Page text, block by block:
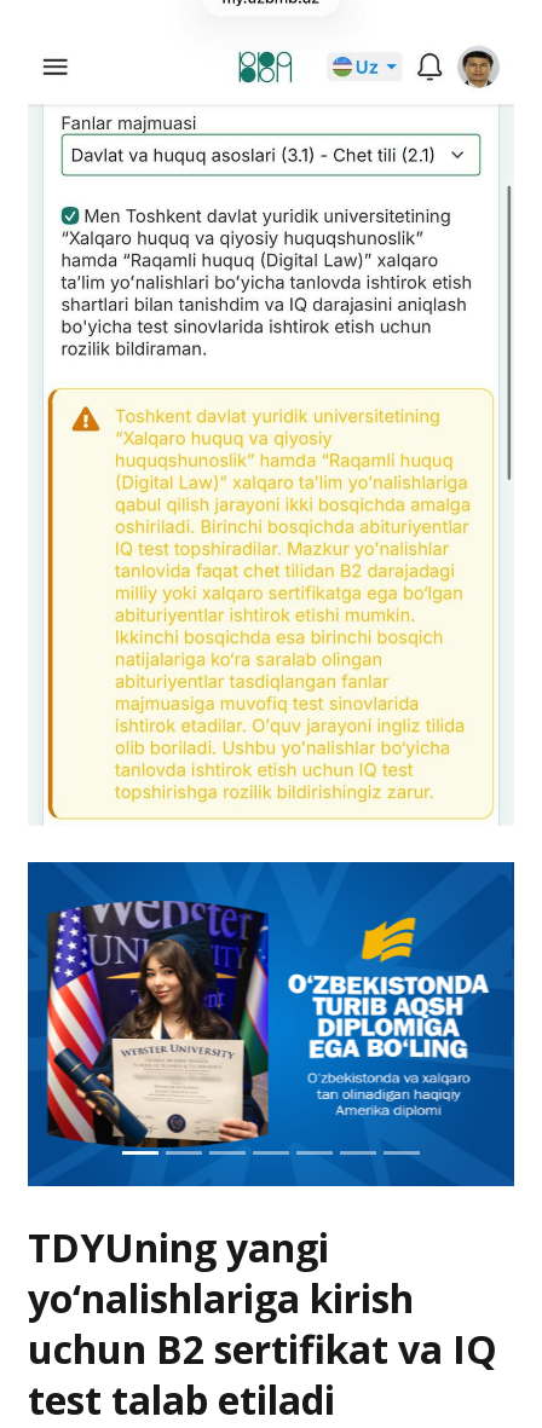
TDYUning yangi
yo‘nalishlariga kirish
uchun B2 sertifikat va IQ
test talab etiladi